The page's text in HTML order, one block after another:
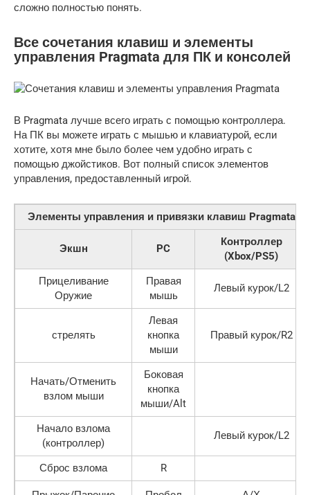
сложно полностью понять.
Все сочетания клавиш и элементы
управления Pragmata для ПК и консолей
В Pragmata лучше всего играть с помощью контроллера.
На ПК вы можете играть с мышью и клавиатурой, если
хотите, хотя мне было более чем удобно играть с
помощью джойстиков. Вот полный список элементов
управления, предоставленный игрой.
Элементы управления и привязки клавиш Pragmata
Экшн PC
Контроллер
(Xbox/PS5)
Прицеливание
Оружие
Правая
мышь
Левый курок/L2
стрелять
Левая
кнопка
мыши
Правый курок/R2
Начать/Отменить
взлом мыши
Боковая
кнопка
мыши/Alt
Начало взлома
(контроллер)
Левый курок/L2
Сброс взлома R